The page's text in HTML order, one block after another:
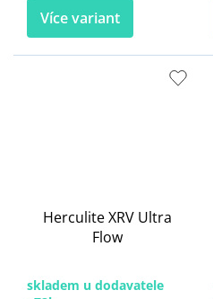
Více variant
Herculite XRV Ultra
Flow
skladem u dodavatele